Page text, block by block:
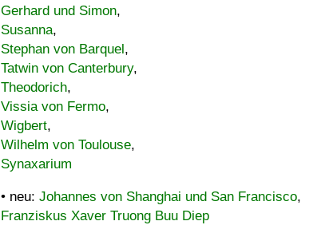
Gerhard und Simon,
Susanna,
Stephan von Barquel,
Tatwin von Canterbury,
Theodorich,
Vissia von Fermo,
Wigbert,
Wilhelm von Toulouse,
Synaxarium
• neu: Johannes von Shanghai und San Francisco,
Franziskus Xaver Truong Buu Diep